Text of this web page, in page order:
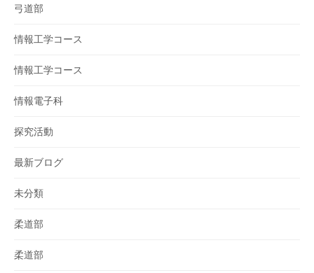
弓道部
情報工学コース
情報工学コース
情報電子科
探究活動
最新ブログ
未分類
柔道部
柔道部